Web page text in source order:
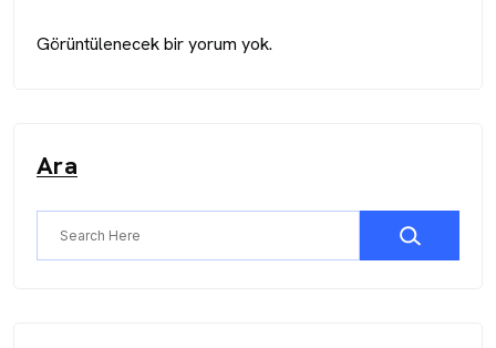
Görüntülenecek bir yorum yok.
Ara